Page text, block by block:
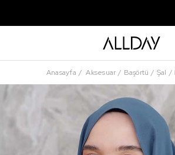
Anasayfa Aksesuar Başörtü Şal